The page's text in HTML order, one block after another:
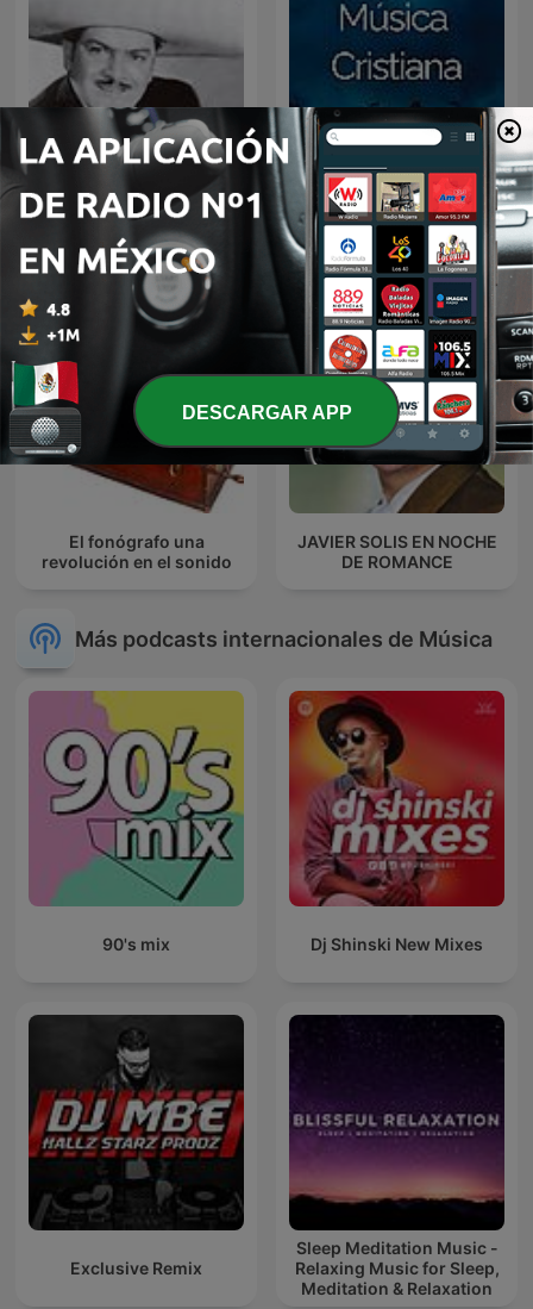
JOSE ALFREDO JIMENEZ
EN NOCHE DE ROMANCE
Música Cristiana
El fonógrafo una
revolución en el sonido
JAVIER SOLIS EN NOCHE
DE ROMANCE
Más podcasts internacionales de Música
90's mix Dj Shinski New Mixes
Exclusive Remix
Sleep Meditation Music -
Relaxing Music for Sleep,
Meditation & Relaxation
DESCARGAR APP